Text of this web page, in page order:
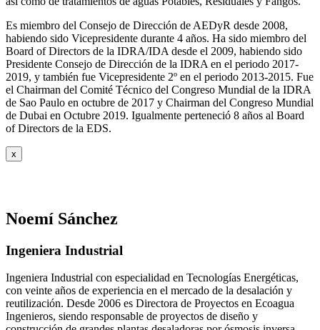
Es miembro del Consejo de Dirección de AEDyR desde 2008,
habiendo sido Vicepresidente durante 4 años. Ha sido miembro del
Board of Directors de la IDRA/IDA desde el 2009, habiendo sido
Presidente Consejo de Dirección de la IDRA en el periodo 2017-
2019, y también fue Vicepresidente 2º en el periodo 2013-2015. Fue
el Chairman del Comité Técnico del Congreso Mundial de la IDRA
de Sao Paulo en octubre de 2017 y Chairman del Congreso Mundial
de Dubai en Octubre 2019. Igualmente perteneció 8 años al Board
of Directors de la EDS.
x
Noemí Sánchez
Ingeniera Industrial
Ingeniera Industrial con especialidad en Tecnologías Energéticas,
con veinte años de experiencia en el mercado de la desalación y
reutilización. Desde 2006 es Directora de Proyectos en Ecoagua
Ingenieros, siendo responsable de proyectos de diseño y